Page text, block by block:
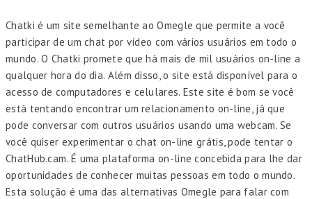
Chatki é um site semelhante ao Omegle que permite a você
participar de um chat por vídeo com vários usuários em todo o
mundo. O Chatki promete que há mais de mil usuários on-line a
qualquer hora do dia. Além disso, o site está disponível para o
acesso de computadores e celulares. Este site é bom se você
está tentando encontrar um relacionamento on-line, já que
pode conversar com outros usuários usando uma webcam. Se
você quiser experimentar o chat on-line grátis, pode tentar o
ChatHub.cam. É uma plataforma on-line concebida para lhe dar
oportunidades de conhecer muitas pessoas em todo o mundo.
Esta solução é uma das alternativas Omegle para falar com